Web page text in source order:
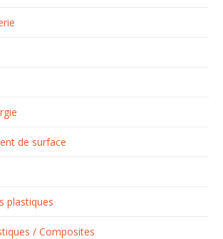
de surface
plastiques
/ Composites